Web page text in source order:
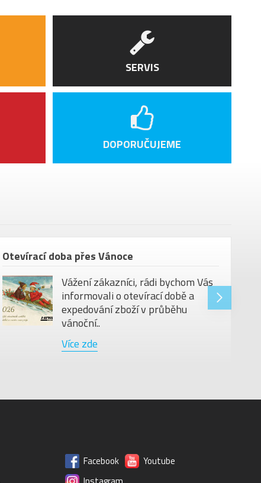
SERVIS
DOPORUČUJEME
Otevírací doba přes Vánoce
Vážení zákazníci, rádi bychom Vás
informovali o otevírací době a
expedování zboží v průběhu
vánoční..
Více zde
Facebook
Youtube